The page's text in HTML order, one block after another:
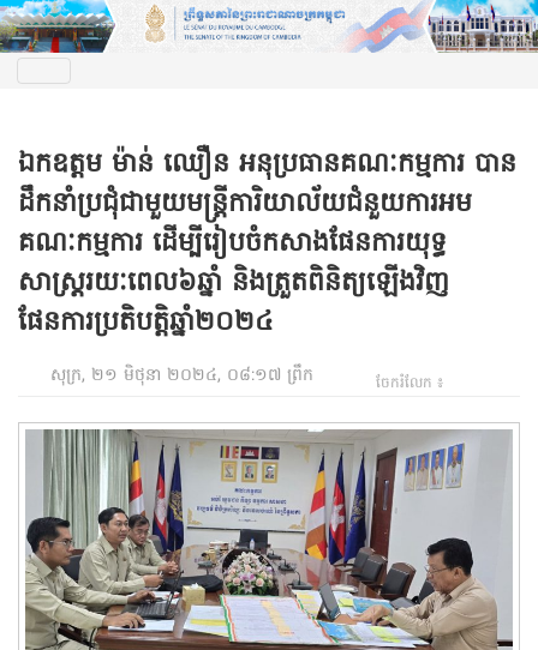
ឯកឧត្តម ម៉ាន់ ឈឿន អនុប្រធានគណៈកម្មការ បាន
ដឹកនាំប្រជុំជាមួយមន្ត្រីការិយាល័យជំនួយការអម
គណៈកម្មការ ដើម្បីរៀបចំកសាងផែនការយុទ្ធ
សាស្រ្តរយៈពេល៦ឆ្នាំ និងត្រួតពិនិត្យឡើងវិញ
ផែនការប្រតិបត្តិឆ្នាំ២០២៤
សុក្រ, ២១ មិថុនា ២០២៤, ០៨:១៧ ព្រឹក ចែករំលែក ៖